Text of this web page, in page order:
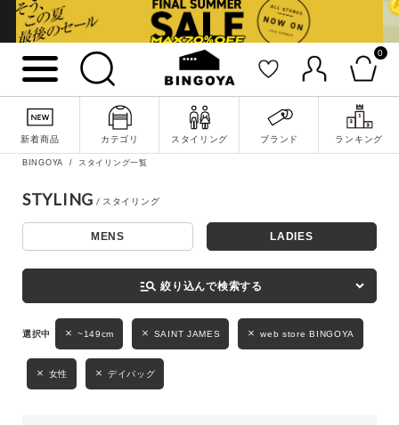
0
新着商品 カテゴリ スタイリング ブランド ランキング
詳細検索
キーワード
性別
MENS LADIES KIDS
BINGOYA スタイリング一覧
STYLING
MENS LADIES
manage_search 絞り込んで検索する
~149cm SAINT JAMES web store BINGOYA
女性 デイバッグ